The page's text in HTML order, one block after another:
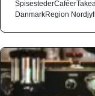
SpisestederCaféer
DanmarkRegion